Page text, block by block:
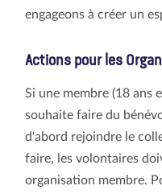
engageons à créer un
Actions pour les
Si une membre (18 ans
souhaite faire du
d'abord rejoindre le
faire, les volontaires
organisation membre.